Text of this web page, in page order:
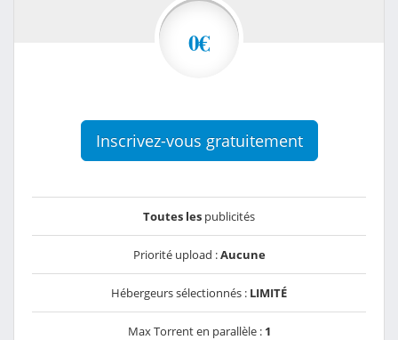
0€
Inscrivez-vous gratuitement
Toutes les publicités
Priorité upload :Aucune
Hébergeurs sélectionnés : LIMITÉ
Max Torrent en parallèle : 1